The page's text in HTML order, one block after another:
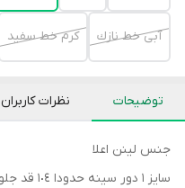
آبى خط نازك كرم خط سفيد
توضیحات نظرات کاربران
جنس لينن اعلا
سايز ١ دور سينه حدودا ١٠٤ قد جلو ٦٠ قد پشت ٧٠